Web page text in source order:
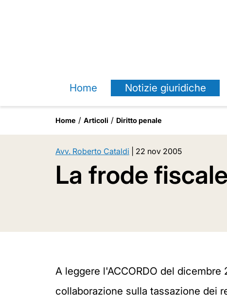
Home Notizie giuridiche
Home Articoli Diritto penale
Avv. Roberto Cataldi 22 nov 2005
La frode
A leggere l'ACCORDO del
collaborazione sulla tassazione dei